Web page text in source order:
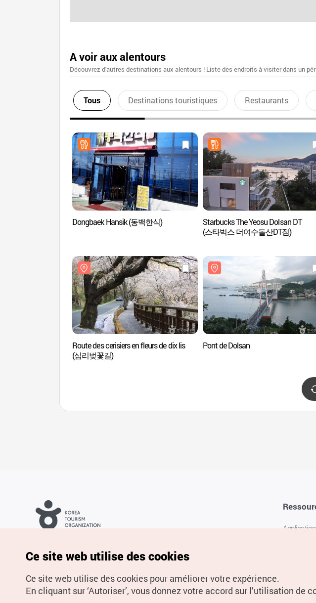
A voir aux alentours
Découvrez d'autres destinations aux alentours ! Liste des endroits à visiter dans un
Tous Destinations touristiques Restaurants
Dongbaek Hansik (동백한식)
Starbucks The Yeosu Dolsan DT
(스타벅스 더여수돌산DT점)
Route des cerisiers en fleurs de dix lis
(십리벚꽃길)
Pont de Dolsan
Pour les rapports d'erreurs et demandes de renseignements,
adressez vos demandes à
Ce site web utilise des cookies
Ce site web utilise des cookies pour améliorer votre expérience.
En cliquant sur ‘Autoriser’, vous donnez votre accord sur l’utilisation de